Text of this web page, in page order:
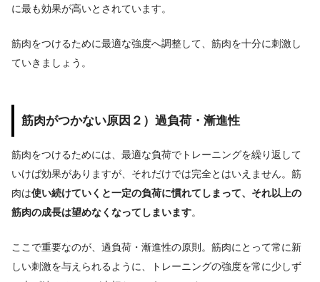
に最も効果が高いとされています。
筋肉をつけるために最適な強度へ調整して、筋肉を十分に刺激し
ていきましょう。
筋肉がつかない原因２）過負荷・漸進性
筋肉をつけるためには、最適な負荷でトレーニングを繰り返して
いけば効果がありますが、それだけでは完全とはいえません。 筋
肉は使い続けていくと一定の負荷に慣れてしまって、それ以上の
筋肉の成長は望めなくなってしまいます。
ここで重要なのが、過負荷・漸進性の原則。筋肉にとって常に新
しい刺激を与えられるように、トレーニングの強度を常に少しず